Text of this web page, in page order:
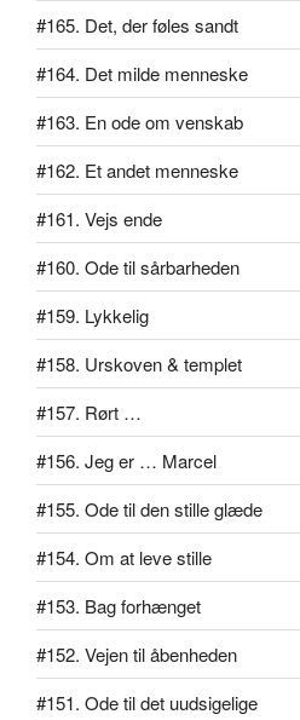
#165. Det, der føles sandt
#164. Det milde menneske
#163. En ode om venskab
#162. Et andet menneske
#161. Vejs ende
#160. Ode til sårbarheden
#159. Lykkelig
#158. Urskoven & templet
#157. Rørt …
#156. Jeg er … Marcel
#155. Ode til den stille glæde
#154. Om at leve stille
#153. Bag forhænget
#152. Vejen til åbenheden
#151. Ode til det uudsigelige